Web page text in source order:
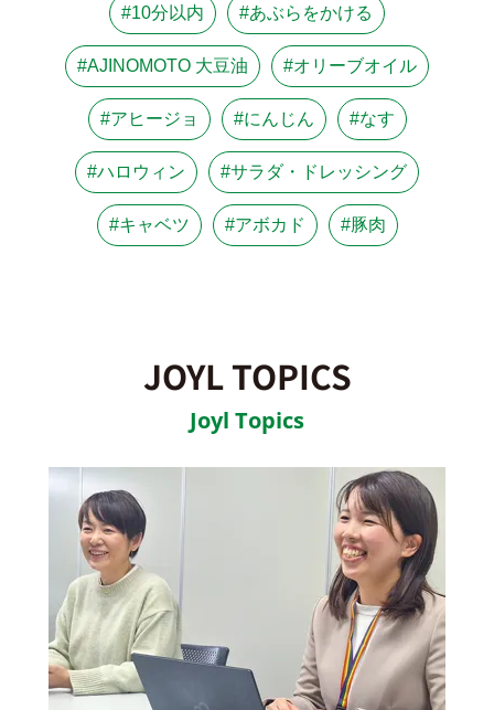
#10分以内 #あぶらをかける
#AJINOMOTO 大豆油 #オリーブオイル
#アヒージョ #にんじん #なす
#ハロウィン #サラダ・ドレッシング
#キャベツ #アボカド #豚肉
JOYL TOPICS
Joyl Topics